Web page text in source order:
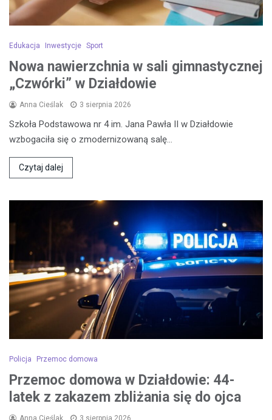
Edukacja Inwestycje Sport
Nowa nawierzchnia w sali gimnastycznej
„Czwórki” w Działdowie
Anna Cieślak 3 sierpnia 2026
Szkoła Podstawowa nr 4 im. Jana Pawła II w Działdowie
wzbogaciła się o zmodernizowaną salę…
Czytaj dalej
Policja Przemoc domowa
Przemoc domowa w Działdowie: 44-
latek z zakazem zbliżania się do ojca
Anna Cieślak 3 sierpnia 2026